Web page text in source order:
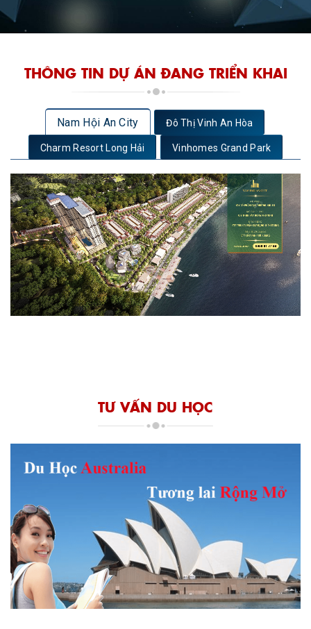
THÔNG TIN DỰ ÁN ĐANG TRIỂN KHAI
Nam Hội An City Đô Thị Vinh An Hòa
Charm Resort Long Hải Vinhomes Grand Park
TƯ VẤN DU HỌC